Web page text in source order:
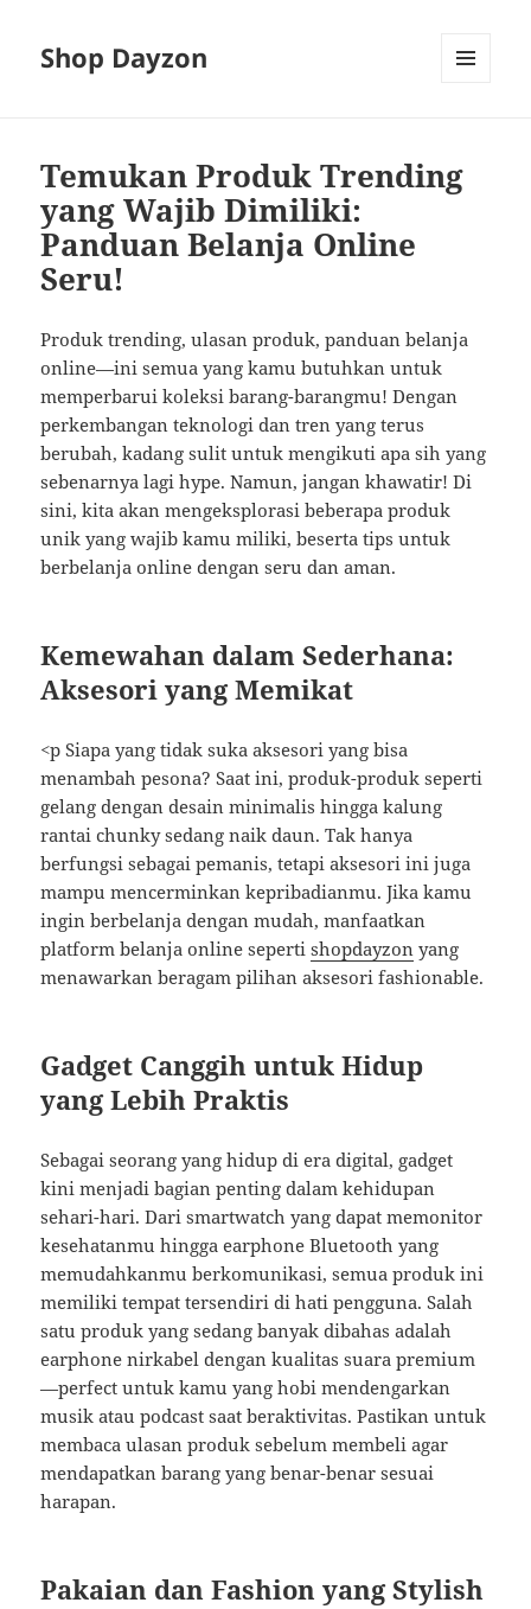
Shop Dayzon
Temukan Produk Trending
yang Wajib Dimiliki:
Panduan Belanja Online
Seru!
Produk trending, ulasan produk, panduan belanja
online—ini semua yang kamu butuhkan untuk
memperbarui koleksi barang-barangmu! Dengan
perkembangan teknologi dan tren yang terus
berubah, kadang sulit untuk mengikuti apa sih yang
sebenarnya lagi hype. Namun, jangan khawatir! Di
sini, kita akan mengeksplorasi beberapa produk
unik yang wajib kamu miliki, beserta tips untuk
berbelanja online dengan seru dan aman.
Kemewahan dalam Sederhana:
Aksesori yang Memikat
<p Siapa yang tidak suka aksesori yang bisa
menambah pesona? Saat ini, produk-produk seperti
gelang dengan desain minimalis hingga kalung
rantai chunky sedang naik daun. Tak hanya
berfungsi sebagai pemanis, tetapi aksesori ini juga
mampu mencerminkan kepribadianmu. Jika kamu
ingin berbelanja dengan mudah, manfaatkan
platform belanja online sepertishopdayzon yang
menawarkan beragam pilihan aksesori fashionable.
Gadget Canggih untuk Hidup
yang Lebih Praktis
Sebagai seorang yang hidup di era digital, gadget
kini menjadi bagian penting dalam kehidupan
sehari-hari. Dari smartwatch yang dapat memonitor
kesehatanmu hingga earphone Bluetooth yang
memudahkanmu berkomunikasi, semua produk ini
memiliki tempat tersendiri di hati pengguna. Salah
satu produk yang sedang banyak dibahas adalah
earphone nirkabel dengan kualitas suara premium
—perfect untuk kamu yang hobi mendengarkan
musik atau podcast saat beraktivitas. Pastikan untuk
membaca ulasan produk sebelum membeli agar
mendapatkan barang yang benar-benar sesuai
harapan.
Pakaian dan Fashion yang Stylish